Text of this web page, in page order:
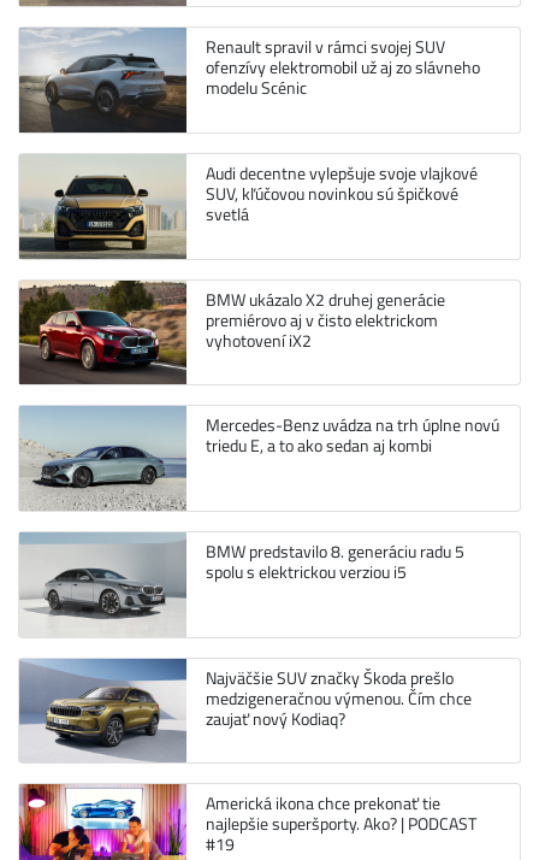
Renault spravil v rámci svojej SUV
ofenzívy elektromobil už aj zo slávneho
modelu Scénic
Audi decentne vylepšuje svoje vlajkové
SUV, kľúčovou novinkou sú špičkové
svetlá
BMW ukázalo X2 druhej generácie
premiérovo aj v čisto elektrickom
vyhotovení iX2
Mercedes-Benz uvádza na trh úplne novú
triedu E, a to ako sedan aj kombi
BMW predstavilo 8. generáciu radu 5
spolu s elektrickou verziou i5
Najväčšie SUV značky Škoda prešlo
medzigeneračnou výmenou. Čím chce
zaujať nový Kodiaq?
Americká ikona chce prekonať tie
najlepšie superšporty. Ako? | PODCAST
#19